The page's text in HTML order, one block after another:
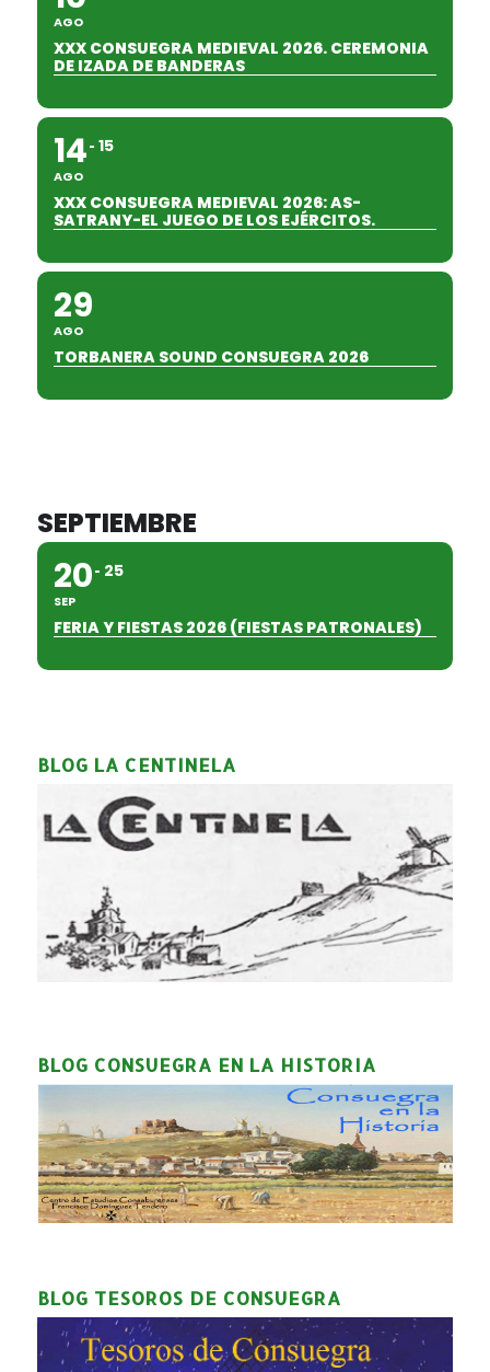
AGO
XXX CONSUEGRA MEDIEVAL 2026. CEREMONIA
DE IZADA DE BANDERAS
14
AGO
15
XXX CONSUEGRA MEDIEVAL 2026: AS-
SATRANY-EL JUEGO DE LOS EJÉRCITOS.
29
AGO
TORBANERA SOUND CONSUEGRA 2026
SEPTIEMBRE
20
SEP
25
FERIA Y FIESTAS 2026 (FIESTAS PATRONALES)
BLOG LA CENTINELA
BLOG CONSUEGRA EN LA HISTORIA
BLOG TESOROS DE CONSUEGRA